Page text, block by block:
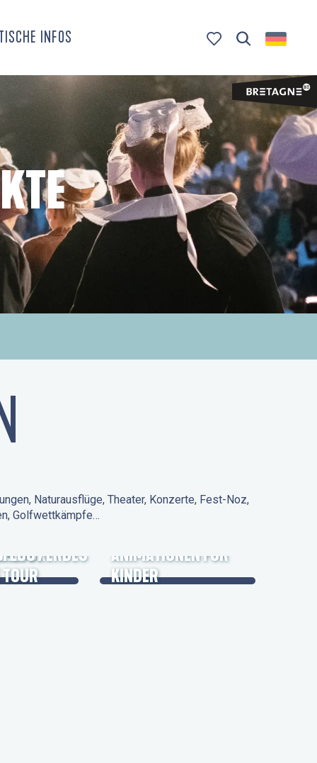
INFOS
Naturausflüge, Theater, Konzerte, Fest-Noz,
Golfwettkämpfe…
/
ANIMATIONEN FÜR
KINDER